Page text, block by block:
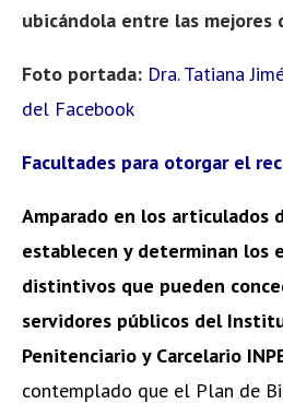
ubicándola entre las mejores
Foto portada: Dra. Tatiana
del Facebook
Facultades para otorgar el
Amparado en los articulados
establecen y determinan los
distintivos que pueden
servidores públicos del
Penitenciario y Carcelario
contemplado que el Plan de